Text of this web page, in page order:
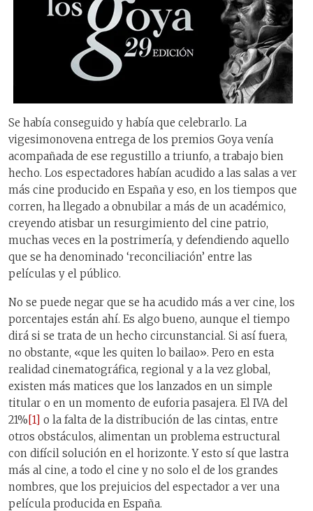
Se había conseguido y había que celebrarlo. La
vigesimonovena entrega de los premios Goya venía
acompañada de ese regustillo a triunfo, a trabajo bien
hecho. Los espectadores habían acudido a las salas a ver
más cine producido en España y eso, en los tiempos que
corren, ha llegado a obnubilar a más de un académico,
creyendo atisbar un resurgimiento del cine patrio,
muchas veces en la postrimería, y defendiendo aquello
que se ha denominado ‘reconciliación’ entre las
películas y el público.
No se puede negar que se ha acudido más a ver cine, los
porcentajes están ahí. Es algo bueno, aunque el tiempo
dirá si se trata de un hecho circunstancial. Si así fuera,
no obstante, «que les quiten lo bailao». Pero en esta
realidad cinematográfica, regional y a la vez global,
existen más matices que los lanzados en un simple
titular o en un momento de euforia pasajera. El IVA del
21%[1] o la falta de la distribución de las cintas, entre
otros obstáculos, alimentan un problema estructural
con difícil solución en el horizonte. Y esto sí que lastra
más al cine, a todo el cine y no solo el de los grandes
nombres, que los prejuicios del espectador a ver una
película producida en España.